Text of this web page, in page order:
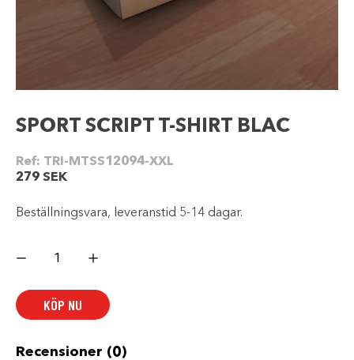
SPORT SCRIPT T-SHIRT BLAC
Ref: TRI-MTSS12094-XXL
279 SEK
Beställningsvara, leveranstid 5-14 dagar.
SCRIPT
BLAC
mängd
KÖP NU
Recensioner (0)